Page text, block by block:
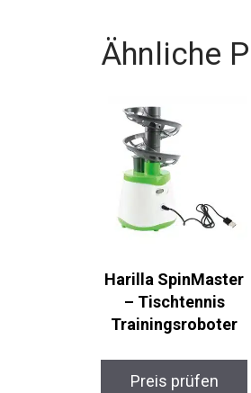
Harilla SpinMaster
– Tischtennis